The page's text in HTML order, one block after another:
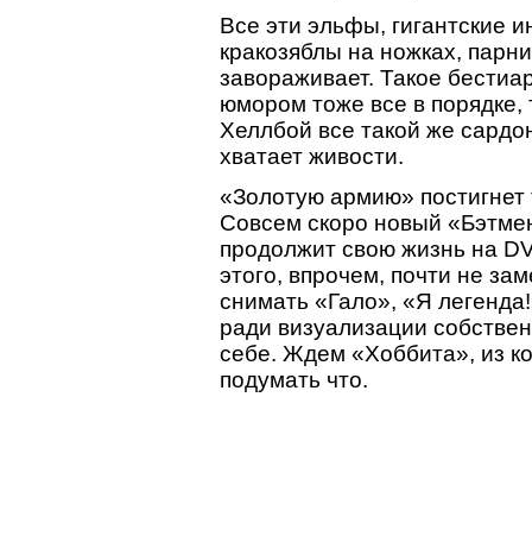
Все эти эльфы, гигантские
кракозяблы на ножках,
завораживает. Такое
юмором тоже все в порядке,
Хеллбой все такой же
хватает живости.
«Золотую армию» постигнет
Совсем скоро новый
продолжит свою жизнь на
этого, впрочем, почти не
снимать «Гало», «Я
ради визуализации
себе. Ждем «Хоббита», из
подумать что.